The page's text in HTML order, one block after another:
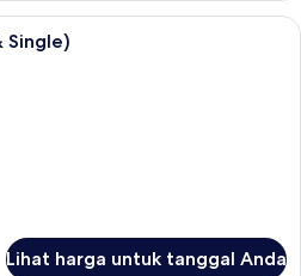
Seprai antialergi, tirai kedap cahaya,
Single)
Lihat harga untuk tanggal Anda